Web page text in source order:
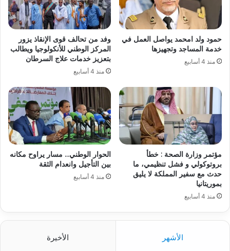
حمود ولد امحمد يواصل العمل في
خدمة المساجد وتجهيزها
منذ 4 أسابيع
وفد من تحالف قوى الإنقاذ يزور
المركز الوطني للأنكولوجيا ويطالب
بتعزيز خدمات علاج السرطان
منذ 4 أسابيع
مؤتمر وزارة الصحة : خطأ
بروتوكولي و فشل تنظيمي، ما
حدث مع سفير المملكة لا يليق
بموريتانيا
منذ 4 أسابيع
الحوار الوطني… مسار يراوح مكانه
بين التأجيل وانعدام الثقة
منذ 4 أسابيع
الأشهر الأخيرة